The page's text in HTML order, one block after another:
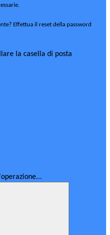
Effettua il reset della password
la casella di posta